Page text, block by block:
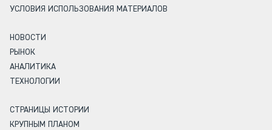
УСЛОВИЯ ИСПОЛЬЗОВАНИЯ МАТЕРИАЛОВ
НОВОСТИ
РЫНОК
АНАЛИТИКА
ТЕХНОЛОГИИ
СТРАНИЦЫ ИСТОРИИ
КРУПНЫМ ПЛАНОМ